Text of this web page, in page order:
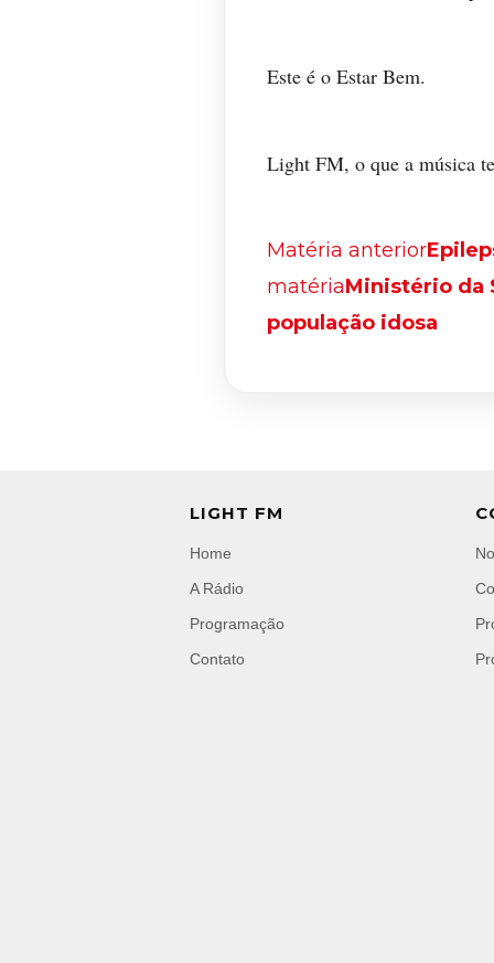
Este é o Estar Bem.
Light FM, o que a música
Matéria anterior
matériaMinistério da
população idosa
LIGHT FM
Home
A Rádio
Programação
Contato